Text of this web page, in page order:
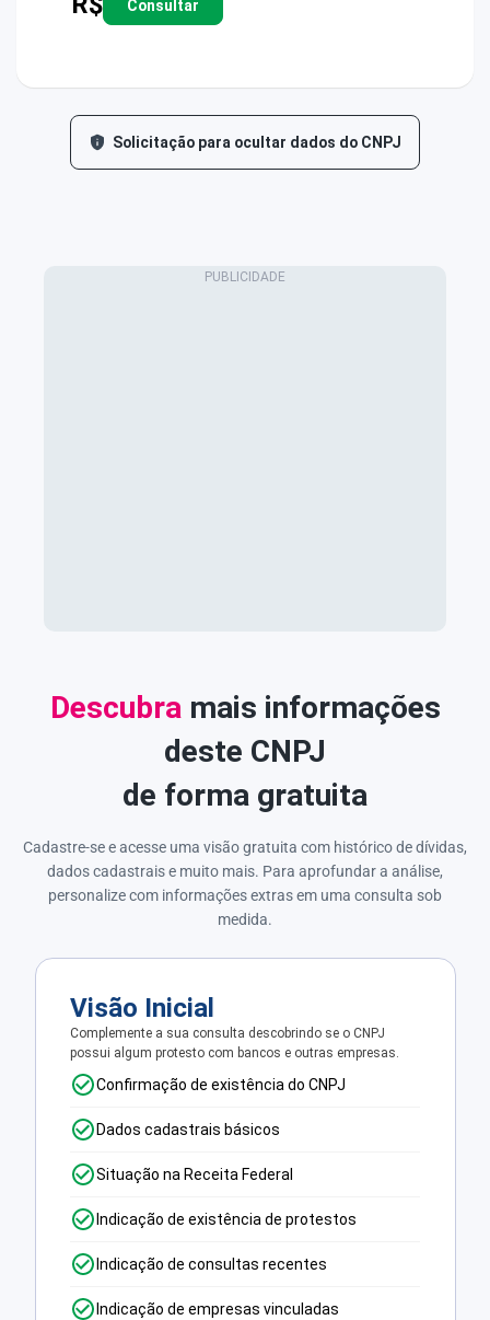
Consultar
Solicitação para ocultar dados do CNPJ
Descubra mais informações
deste CNPJ
de forma gratuita
Cadastre-se e acesse uma visão gratuita com histórico de dívidas,
dados cadastrais e muito mais. Para aprofundar a análise,
personalize com informações extras em uma consulta sob
medida.
Visão Inicial
Complemente a sua consulta descobrindo se o CNPJ
possui algum protesto com bancos e outras empresas.
Confirmação de existência do CNPJ
Dados cadastrais básicos
Situação na Receita Federal
Indicação de existência de protestos
Indicação de consultas recentes
Indicação de empresas vinculadas